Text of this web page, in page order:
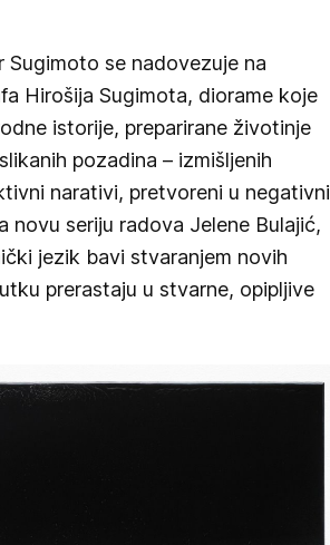
se nadovezuje na
Hirošija Sugimota, diorame koje
istorije, preparirane životinje
pozadina – izmišljenih
narativi, pretvoreni u negativni
novu seriju radova Jelene Bulajić,
jezik bavi stvaranjem novih
prerastaju u stvarne, opipljive